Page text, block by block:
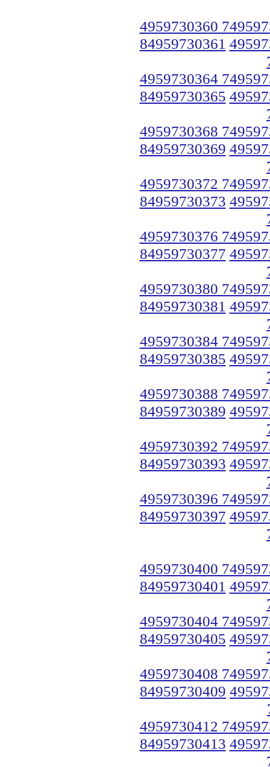
4959730360
84959730361
4959730364
84959730365
4959730368
84959730369
4959730372
84959730373
4959730376
84959730377
4959730380
84959730381
4959730384
84959730385
4959730388
84959730389
4959730392
84959730393
4959730396
84959730397
4959730400
84959730401
4959730404
84959730405
4959730408
84959730409
4959730412
84959730413